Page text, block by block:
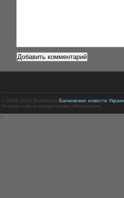
© 2008-2020 BankNews Банковские новости
Хостинг сайта осуществляет Mirohost.net.
<